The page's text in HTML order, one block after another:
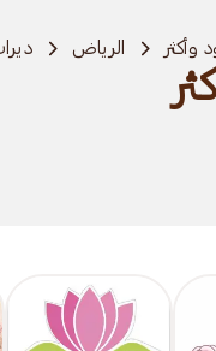
وأكثر الرياض